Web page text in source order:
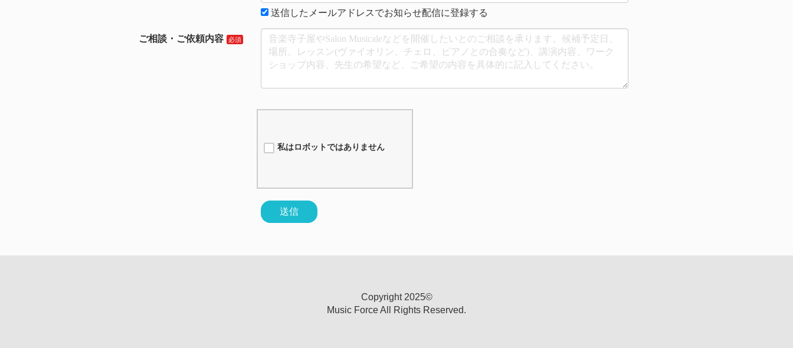
送信したメールアドレスでお知らせ配信に登録する
ご相談・ご依頼内容
私はロボットではありません
送信
Copyright 2025©
Music Force All Rights Reserved.